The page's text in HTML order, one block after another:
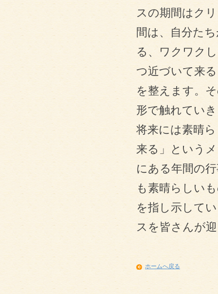
スの期間はク
間は、自分た
る、ワクワク
つ近づいて来
を整えます。
形で触れてい
将来には素晴
来る」という
にある年間の
も素晴らしい
を指し示して
スを皆さんが
ホームへ戻る